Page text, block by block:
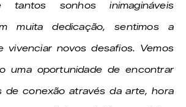
tantos sonhos inimagináveis
muita dedicação, sentimos a
vivenciar novos desafios. Vemos
uma oportunidade de encontrar
de conexão através da arte, hora